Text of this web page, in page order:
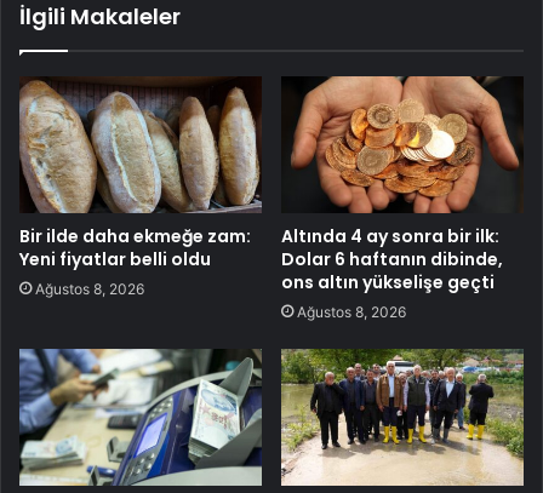
İlgili Makaleler
Bir ilde daha ekmeğe zam:
Yeni fiyatlar belli oldu
Ağustos 8, 2026
Altında 4 ay sonra bir ilk:
Dolar 6 haftanın dibinde,
ons altın yükselişe geçti
Ağustos 8, 2026